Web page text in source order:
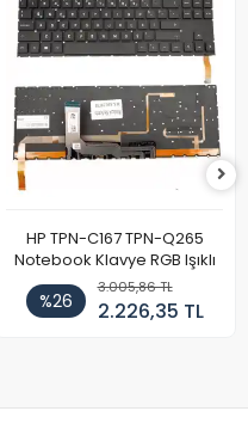
HP TPN-C167 TPN-Q265
Notebook Klavye RGB Işıklı
%26
3.005,86 TL
2.226,35 TL